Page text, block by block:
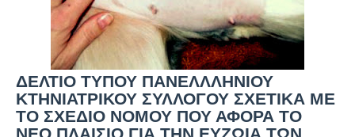
ΔΕΛΤΙΟ ΤΥΠΟΥ ΠΑΝΕΛΛΛΗΝΙΟΥ
ΚΤΗΝΙΑΤΡΙΚΟΥ ΣΥΛΛΟΓΟΥ ΣΧΕΤΙΚΑ ΜΕ
ΤΟ ΣΧΕΔΙΟ ΝΟΜΟΥ ΠΟΥ ΑΦΟΡΑ ΤΟ
ΝΕΟ ΠΛΑΙΣΙΟ ΓΙΑ ΤΗΝ ΕΥΖΩΙΑ ΤΩΝ